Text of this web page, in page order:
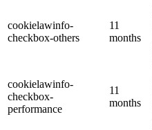
cookielawinfo-
checkbox-others
11
months
cookielawinfo-
checkbox-
performance
11
months